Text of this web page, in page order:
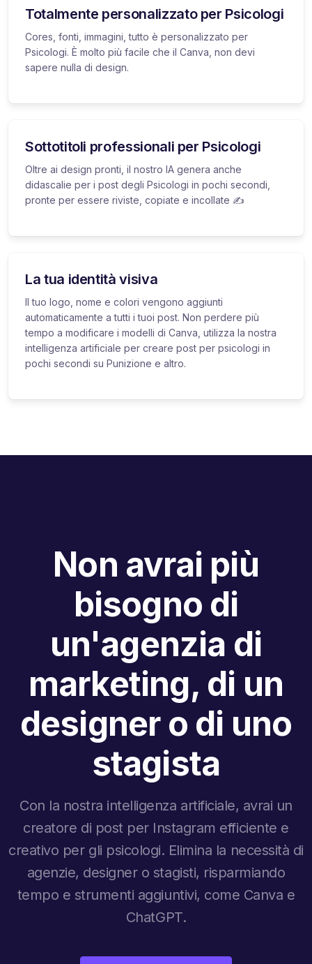
Totalmente personalizzato per Psicologi
Cores, fonti, immagini, tutto è personalizzato per
Psicologi. È molto più facile che il Canva, non devi
sapere nulla di design.
Sottotitoli professionali per Psicologi
Oltre ai design pronti, il nostro IA genera anche
didascalie per i post degli Psicologi in pochi secondi,
pronte per essere riviste, copiate e incollate ✍️
La tua identità visiva
Il tuo logo, nome e colori vengono aggiunti
automaticamente a tutti i tuoi post. Non perdere più
tempo a modificare i modelli di Canva, utilizza la nostra
intelligenza artificiale per creare post per psicologi in
pochi secondi su Punizione e altro.
Non avrai più
bisogno di
un'agenzia di
marketing, di un
designer o di uno
stagista
Con la nostra intelligenza artificiale, avrai un
creatore di post per Instagram efficiente e
creativo per gli psicologi. Elimina la necessità di
agenzie, designer o stagisti, risparmiando
tempo e strumenti aggiuntivi, come Canva e
ChatGPT.